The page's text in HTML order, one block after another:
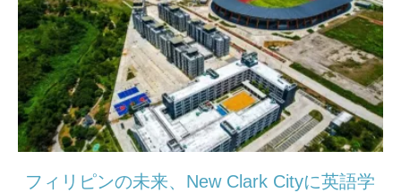
フィリピンの未来、New Clark Cityに英語学